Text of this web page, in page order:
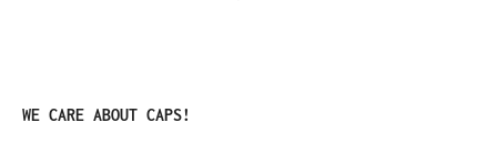
Produktgalerie überspringen
WE CARE ABOUT CAPS!